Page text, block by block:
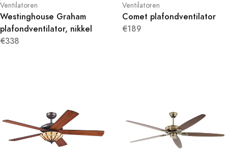
Ventilatoren
Westinghouse Graham
plafondventilator, nikkel
€338
Ventilatoren
Comet plafondventilator
€189